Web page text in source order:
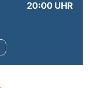
20:00 UHR